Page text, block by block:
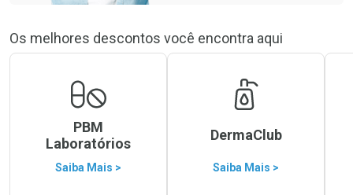
Os melhores descontos você encontra aqui
PBM
Laboratórios
Saiba Mais >
DermaClub
Saiba Mais >